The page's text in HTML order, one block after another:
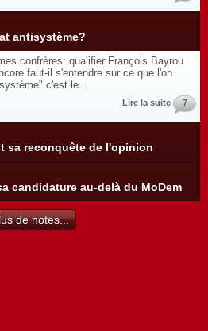
antisystème?
confrères: qualifier François Bayrou
faut-il s'entendre sur ce que l'on
c'est le...
Lire la suite 7
sa reconquête de l'opinion
candidature au-delà du MoDem
de notes...